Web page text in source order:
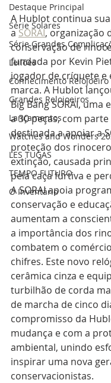
Destaque Principal
Série Solares
Série Grandes
Leilões
Conhecimento Relojoeiro
Grandes Relojoeiros
Lançamentos
Watches and Wonders
LES TUGAS
TEMPO FUTURO
O Inventário
A Hublot continua
a SORAI, organização
conservação de
fundada por Kevin
jogador de críquete e
marca. A Hublot
Big Bang SORAI, uma
a 30 peças, com
destinada a apoiar a
proteção dos
extinção, causada
pela caça furtiva e
A SORAI apoia
conservação e
aumentam a
a importância dos
combatem o
chifres. Este novo
cerâmica cinza e
turbilhão de corda
de marcha de cinco
compromisso da
mudança e com a
ambiental, unindo
inspirar uma nova
conservacionistas.